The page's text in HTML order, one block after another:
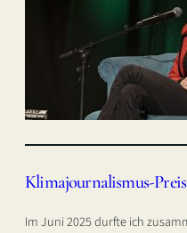
Klimajournalismus-
Im Juni 2025 durfte ich